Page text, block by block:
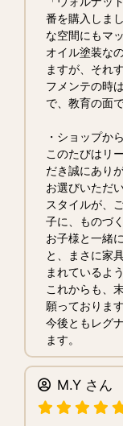
番を購入しま
な空間にもマ
オイル塗装な
ますが、それ
フメンテの時
で、教育の面
・ショップか
このたびはリ
だき誠にあり
お選びいただ
スタイルが、
子に、ものづ
お子様と一緒
と、まさに家
まれているよ
これからも、
願っております
今後ともレグ
ます。
M.Y さん